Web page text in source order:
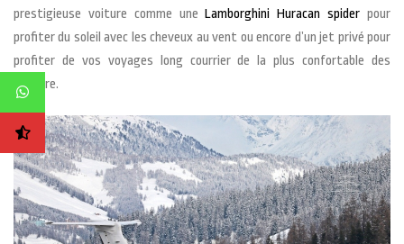
prestigieuse voiture comme uneLamborghini Huracan spider pour
profiter du soleil avec les cheveux au vent ou encore d’un jet privé pour
profiter de vos voyages long courrier de la plus confortable des
manière.